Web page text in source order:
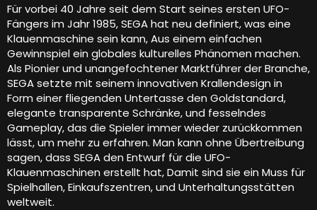
Für vorbei 40 Jahre seit dem Start seines ersten UFO-
Fängers im Jahr 1985, SEGA hat neu definiert, was eine
Klauenmaschine sein kann, Aus einem einfachen
Gewinnspiel ein globales kulturelles Phänomen machen.
Als Pionier und unangefochtener Marktführer der Branche,
SEGA setzte mit seinem innovativen Krallendesign in
Form einer fliegenden Untertasse den Goldstandard,
elegante transparente Schränke, und fesselndes
Gameplay, das die Spieler immer wieder zurückkommen
lässt, um mehr zu erfahren. Man kann ohne Übertreibung
sagen, dass SEGA den Entwurf für die UFO-
Klauenmaschinen erstellt hat, Damit sind sie ein Muss für
Spielhallen, Einkaufszentren, und Unterhaltungsstätten
weltweit.